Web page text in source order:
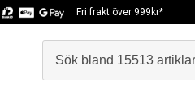
Fri frakt över 999kr*